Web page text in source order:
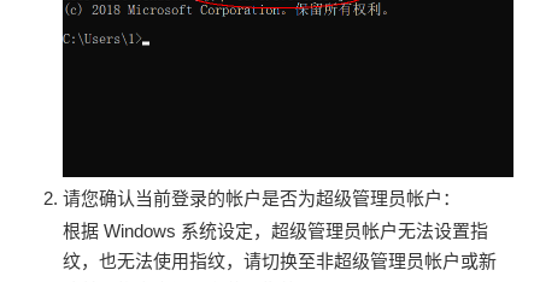
请您确认当前登录的帐户是否为超级管理员帐户：
根据 Windows 系统设定，超级管理员帐户无法设置指
纹，也无法使用指纹，请切换至非超级管理员帐户或新